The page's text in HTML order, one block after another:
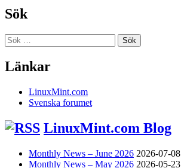
Sök
Sök
efter:
Länkar
LinuxMint.com
Svenska forumet
LinuxMint.com Blog
Monthly News – June 2026 2026-07-08
Monthly News – May 2026 2026-05-23